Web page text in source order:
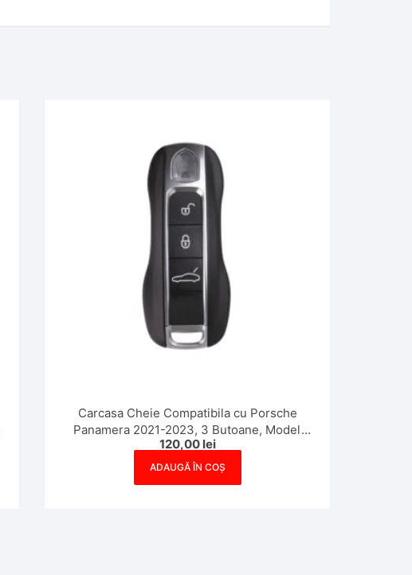
Carcasa Cheie Compatibila cu Porsche
Panamera 2021-2023, 3 Butoane, Model
Nou
120,00 lei
ADAUGĂ ÎN COȘ